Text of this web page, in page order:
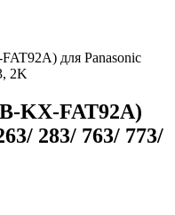
для Panasonic
2K
KX-FAT92A)
283/ 763/ 773/